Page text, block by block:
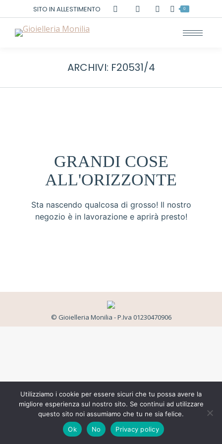
SITO IN ALLESTIMENTO Cerca: 0
ARCHIVI: F20531/4
GRANDI COSE
ALL'ORIZZONTE
Sta nascendo qualcosa di grosso! Il nostro
negozio è in lavorazione e aprirà presto!
© Gioielleria Monilia - P.Iva 01230470906
Utilizziamo i cookie per essere sicuri che tu possa avere la
migliore esperienza sul nostro sito. Se continui ad utilizzare
questo sito noi assumiamo che tu ne sia felice.
Ok
No Privacy policy